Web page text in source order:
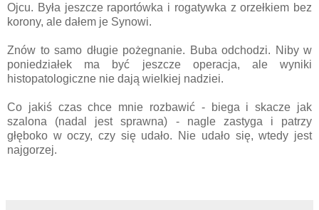
Ojcu. Była jeszcze raportówka i rogatywka z orzełkiem bez
korony, ale dałem je Synowi.
Znów to samo długie pożegnanie. Buba odchodzi. Niby w
poniedziałek ma być jeszcze operacja, ale wyniki
histopatologiczne nie dają wielkiej nadziei.
Co jakiś czas chce mnie rozbawić - biega i skacze jak
szalona (nadal jest sprawna) - nagle zastyga i patrzy
głęboko w oczy, czy się udało. Nie udało się, wtedy jest
najgorzej.